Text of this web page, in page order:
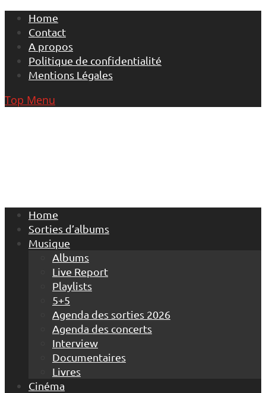
Skip
content
Home
Contact
A propos
Politique de confidentialité
Mentions Légales
Top Menu
Home
Sorties d’albums
Musique
Albums
Live Report
Playlists
5+5
Agenda des sorties 2026
Agenda des concerts
Interview
Documentaires
Livres
Cinéma